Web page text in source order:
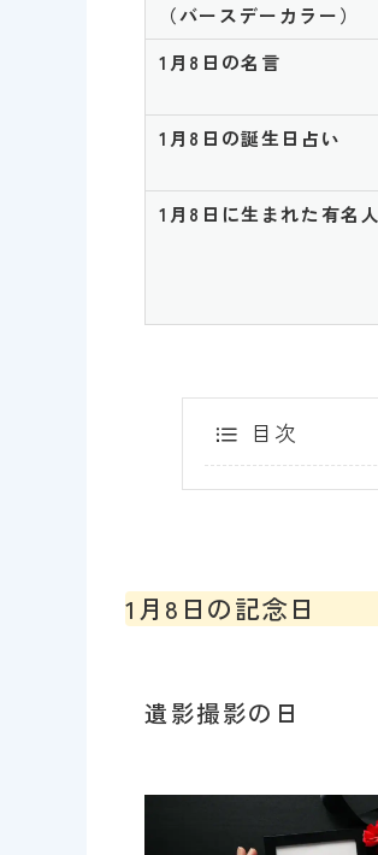
（バースデーカラー）
1月8日の名言
1月8日の誕生日占い
1月8日に生まれた有名人
目次
1月8日の記念日
遺影撮影の日